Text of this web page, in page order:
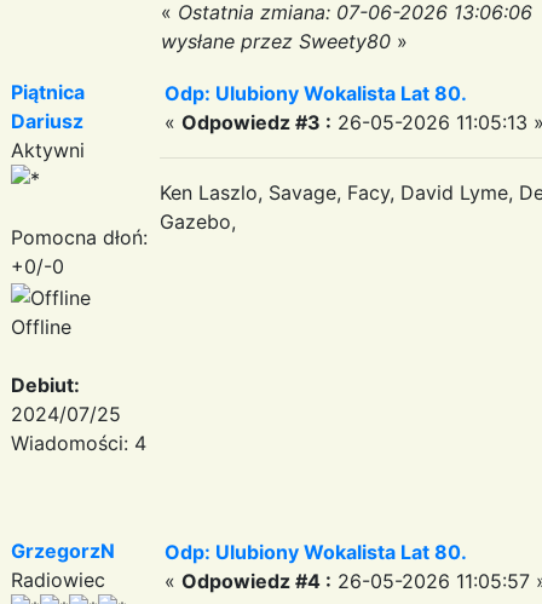
« Ostatnia zmiana: 07-06-2026 13:06:06
wysłane przez Sweety80 »
Piątnica
Dariusz
Aktywni
Pomocna dłoń:
+0/-0
Offline
Debiut:
2024/07/25
Wiadomości: 4
Odp: Ulubiony Wokalista Lat 80.
« Odpowiedz #3 : 26-05-2026 11:05:13
Ken Laszlo, Savage, Facy, David Lyme,
Gazebo,
GrzegorzN
Radiowiec
Odp: Ulubiony Wokalista Lat 80.
« Odpowiedz #4 : 26-05-2026 11:05:57